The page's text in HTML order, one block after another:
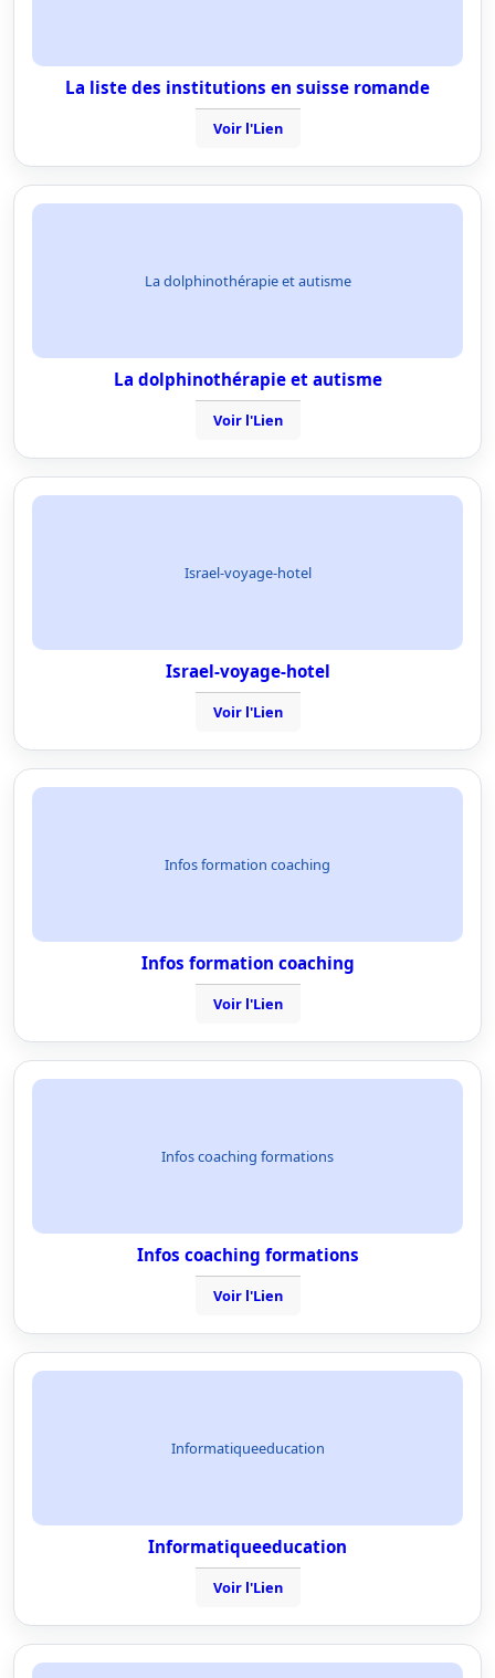
La liste des institutions en suisse romande
Voir l'Lien
La dolphinothérapie et autisme
La dolphinothérapie et autisme
Voir l'Lien
Israel-voyage-hotel
Israel-voyage-hotel
Voir l'Lien
Infos formation coaching
Infos formation coaching
Voir l'Lien
Infos coaching formations
Infos coaching formations
Voir l'Lien
Informatiqueeducation
Informatiqueeducation
Voir l'Lien